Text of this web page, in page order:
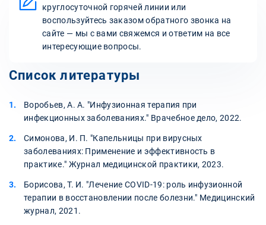
круглосуточной горячей линии или
воспользуйтесь заказом обратного звонка на
сайте — мы с вами свяжемся и ответим на все
интересующие вопросы.
Список литературы
Воробьев, А. А. "Инфузионная терапия при
инфекционных заболеваниях." Врачебное дело, 2022.
Симонова, И. П. "Капельницы при вирусных
заболеваниях: Применение и эффективность в
практике." Журнал медицинской практики, 2023.
Борисова, Т. И. "Лечение COVID-19: роль инфузионной
терапии в восстановлении после болезни." Медицинский
журнал, 2021.